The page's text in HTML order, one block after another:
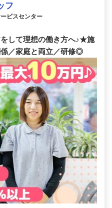
フ
ビスセンター
をして理想の働き方へ♪★施
／家庭と両立／研修◎